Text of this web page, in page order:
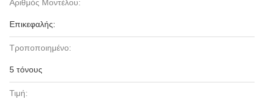
Αριθμός Μοντέλου:
Επικεφαλής:
Τροποποιημένο:
5 τόνους
Τιμή: